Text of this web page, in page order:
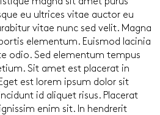
eu ultrices vitae auctor eu
vitae nunc sed velit. Magna
elementum. Euismod lacinia
odio. Sed elementum tempus
Sit amet est placerat in
est lorem ipsum dolor sit
id aliquet risus. Placerat
enim sit. In hendrerit